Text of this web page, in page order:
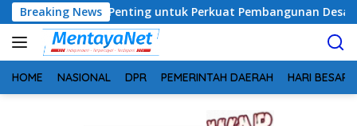
Langsung
ke
konten
Breaking News
untuk Perkuat Pembangunan Desa Usai
HOME NASIONAL DPR PEMERINTAH DAERAH HARI BESAR